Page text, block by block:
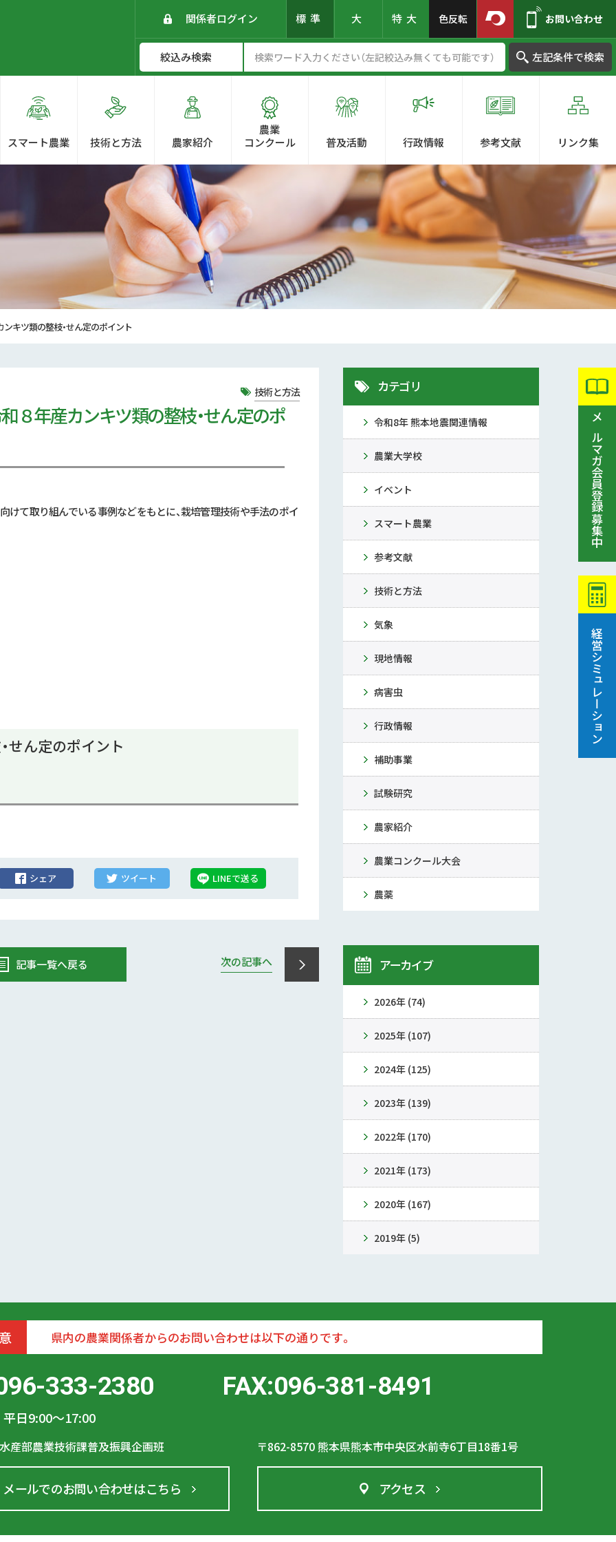
関係者ログイン 標準 大 特大 色反転 お問い合わせ
左記条件で検索
スマート農業 技術と方法 農家紹介
農業
コンクール
普及活動 行政情報 参考文献 リンク集
キツ類の整枝・せん定のポイント
メルマガ会員登録募集中
経営シミュレーション
年産カンキツ類の整枝・せん定のポ
けて取り組んでいる事例などをもとに、栽培管理技術や手法のポイ
せん定のポイント
シェア ツイート LINEで送る
技術と方法
次の記事へ
記事一覧へ戻る
カテゴリ
令和8年 熊本地震関連情報
農業大学校
イベント
スマート農業
参考文献
技術と方法
気象
現地情報
病害虫
行政情報
補助事業
試験研究
農家紹介
農業コンクール大会
農薬
アーカイブ
2026年 (74)
2025年 (107)
2024年 (125)
2023年 (139)
2022年 (170)
2021年 (173)
2020年 (167)
2019年 (5)
県内の農業関係者からのお問い合わせは以下の通りです。
333-2380
平日9:00〜17:00
FAX:096-381-8491
産部農業技術課普及振興企画班 〒862-8570熊本県熊本市中央区水前寺6丁目18番1号
メールでのお問い合わせはこちら アクセス